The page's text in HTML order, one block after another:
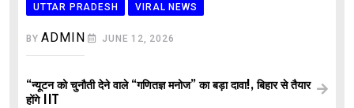
UTTAR PRADESH
VIRAL NEWS
BYADMIN JUNE 12, 2026
“न्यूटन को चुनौती देने वाले “गणितज्ञ मनोज” का बड़ा दावा!, बिहार से तैयार
होंगे IIT